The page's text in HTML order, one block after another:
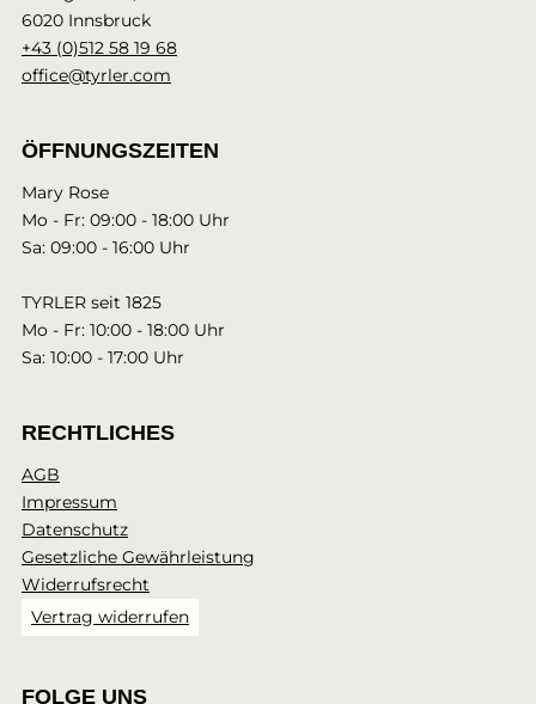
6020 Innsbruck
+43 (0)512 58 19 68
office@tyrler.com
ÖFFNUNGSZEITEN
Mary Rose
Mo - Fr: 09:00 - 18:00 Uhr
Sa: 09:00 - 16:00 Uhr
TYRLER seit 1825
Mo - Fr: 10:00 - 18:00 Uhr
Sa: 10:00 - 17:00 Uhr
RECHTLICHES
AGB
Impressum
Datenschutz
Gesetzliche Gewährleistung
Widerrufsrecht
Vertrag widerrufen
FOLGE UNS